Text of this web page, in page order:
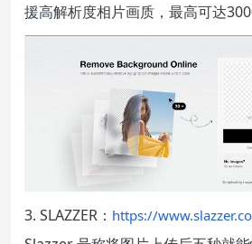
援高解析度相片画质，最高可达
3. SLAZZER： https://